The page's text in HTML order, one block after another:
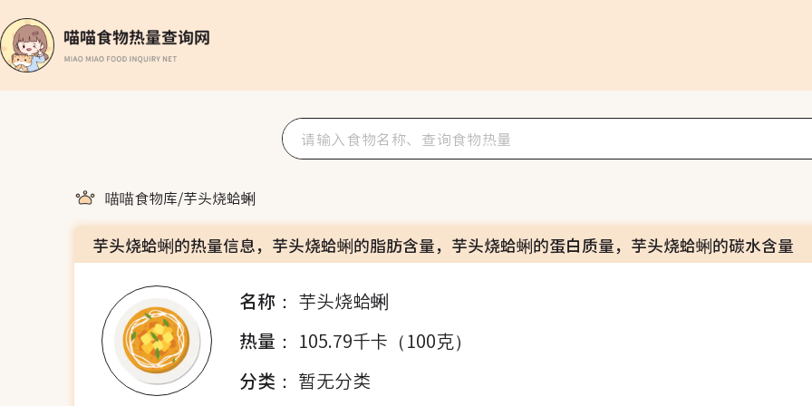
喵喵食物库/芋头烧蛤蜊
芋头烧蛤蜊的热量信息，芋头烧蛤蜊的脂肪含量，芋头烧蛤蜊的蛋白质量，芋头烧蛤蜊的碳水含量
名称： 芋头烧蛤蜊
热量： 105.79千卡（100克）
分类： 暂无分类